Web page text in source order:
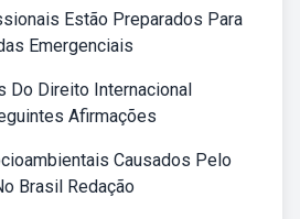
Estão Preparados Para
Emergenciais
Do Direito Internacional
Afirmações
Causados Pelo
Brasil Redação